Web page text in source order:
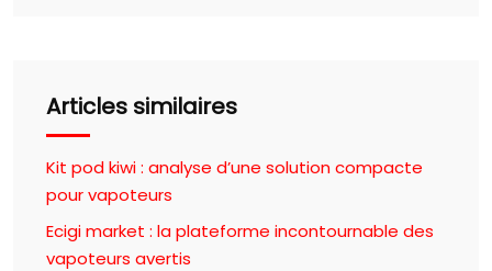
Articles similaires
Kit pod kiwi : analyse d’une solution compacte
pour vapoteurs
Ecigi market : la plateforme incontournable des
vapoteurs avertis